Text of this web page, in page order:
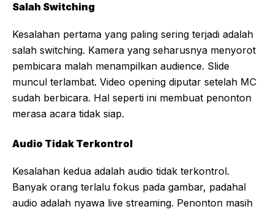
Salah Switching
Kesalahan pertama yang paling sering terjadi adalah
salah switching. Kamera yang seharusnya menyorot
pembicara malah menampilkan audience. Slide
muncul terlambat. Video opening diputar setelah MC
sudah berbicara. Hal seperti ini membuat penonton
merasa acara tidak siap.
Audio Tidak Terkontrol
Kesalahan kedua adalah audio tidak terkontrol.
Banyak orang terlalu fokus pada gambar, padahal
audio adalah nyawa live streaming. Penonton masih